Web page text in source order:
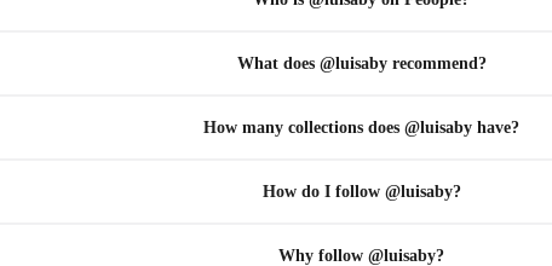
What does @luisaby recommend?
How many collections does @luisaby have?
How do I follow @luisaby?
Why follow @luisaby?